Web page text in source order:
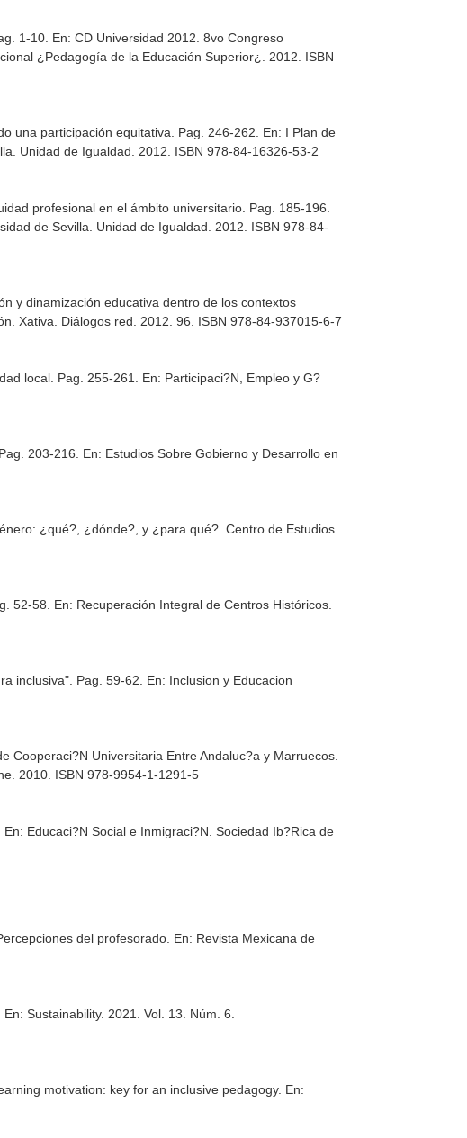
1-10. En: CD Universidad 2012. 8vo Congreso
¿Pedagogía de la Educación Superior¿
. 2012. ISBN
una participación equitativa. Pag. 246-262. En: I Plan de
Unidad de Igualdad. 2012. ISBN 978-84-16326-53-2
profesional en el ámbito universitario. Pag. 185-196.
de Sevilla. Unidad de Igualdad. 2012. ISBN 978-84-
y dinamización educativa dentro de los contextos
. Xativa. Diálogos red. 2012. 96. ISBN 978-84-937015-6-7
local. Pag. 255-261. En: Participaci?N, Empleo y G?
203-216. En: Estudios Sobre Gobierno y Desarrollo en
¿qué?, ¿dónde?, y ¿para qué? . Centro de Estudios
52-58. En: Recuperación Integral de Centros Históricos.
inclusiva". Pag. 59-62. En: Inclusion y Educacion
Cooperaci?N Universitaria Entre Andaluc?a y Marruecos.
2010. ISBN 978-9954-1-1291-5
En: Educaci?N Social e Inmigraci?N . Sociedad Ib?Rica de
del profesorado. En: Revista Mexicana de
En: Sustainability. 2021. Vol. 13. Núm. 6.
motivation: key for an inclusive pedagogy. En: